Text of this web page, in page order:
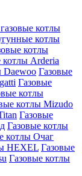
котлы
котлы
котлы
котлы Arderia
Daewoo Газовые
Газовые
котлы
котлы Mizudo
Газовые
Газовые котлы
котлы Очаг
HEXEL Газовые
Газовые котлы